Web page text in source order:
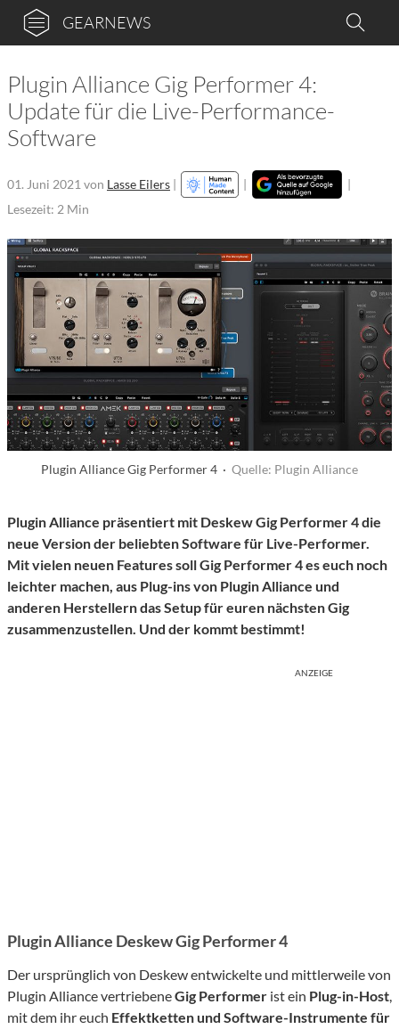
GEARNEWS
Plugin Alliance Gig Performer 4:
Update für die Live-Performance-
Software
01. Juni 2021 von Lasse Eilers | |
|
Lesezeit: 2 Min
Plugin Alliance Gig Performer 4 · Quelle: Plugin Alliance
Plugin Alliance präsentiert mit Deskew Gig Performer 4 die
neue Version der beliebten Software für Live-Performer.
Mit vielen neuen Features soll Gig Performer 4 es euch noch
leichter machen, aus Plug-ins von Plugin Alliance und
anderen Herstellern das Setup für euren nächsten Gig
zusammenzustellen. Und der kommt bestimmt!
ANZEIGE
Plugin Alliance Deskew Gig Performer 4
Der ursprünglich von Deskew entwickelte und mittlerweile von
Plugin Alliance vertriebeneGig Performer ist ein Plug-in-Host,
mit dem ihr euch Effektketten und Software-Instrumente für